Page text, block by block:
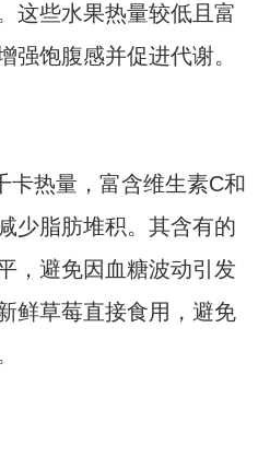
这些水果热量较低且富
强饱腹感并促进代谢。
卡热量，富含维生素C和
少脂肪堆积。其含有的
，避免因血糖波动引发
鲜草莓直接食用，避免